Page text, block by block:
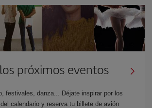
próximos eventos
festivales, danza... Déjate inspirar por los
calendario y reserva tu billete de avión